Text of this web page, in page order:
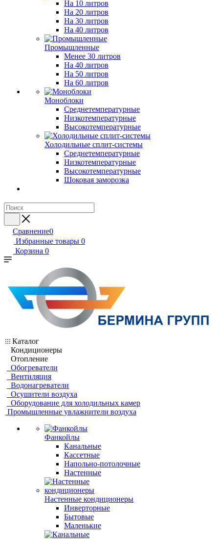
На 10 литров
На 20 литров
На 30 литров
На 40 литров
Промышленные
Менее 30 литров
На 40 литров
На 50 литров
На 60 литров
Моноблоки
Среднетемпературные
Низкотемпературные
Высокотемпературные
Холодильные сплит-системы
Среднетемпературные
Низкотемпературные
Высокотемпературные
Шоковая заморозка
Сравнение0
Избранные товары 0
Корзина 0
Каталог
Кондиционеры
Отопление
Обогреватели
Вентиляция
Водонагреватели
Осушители воздуха
Оборудование для холодильных камер
Промышленные увлажнители воздуха
Фанкойлы
Канальные
Кассетные
Напольно-потолочные
Настенные
Настенные кондиционеры
Инверторные
Бытовые
Маленькие